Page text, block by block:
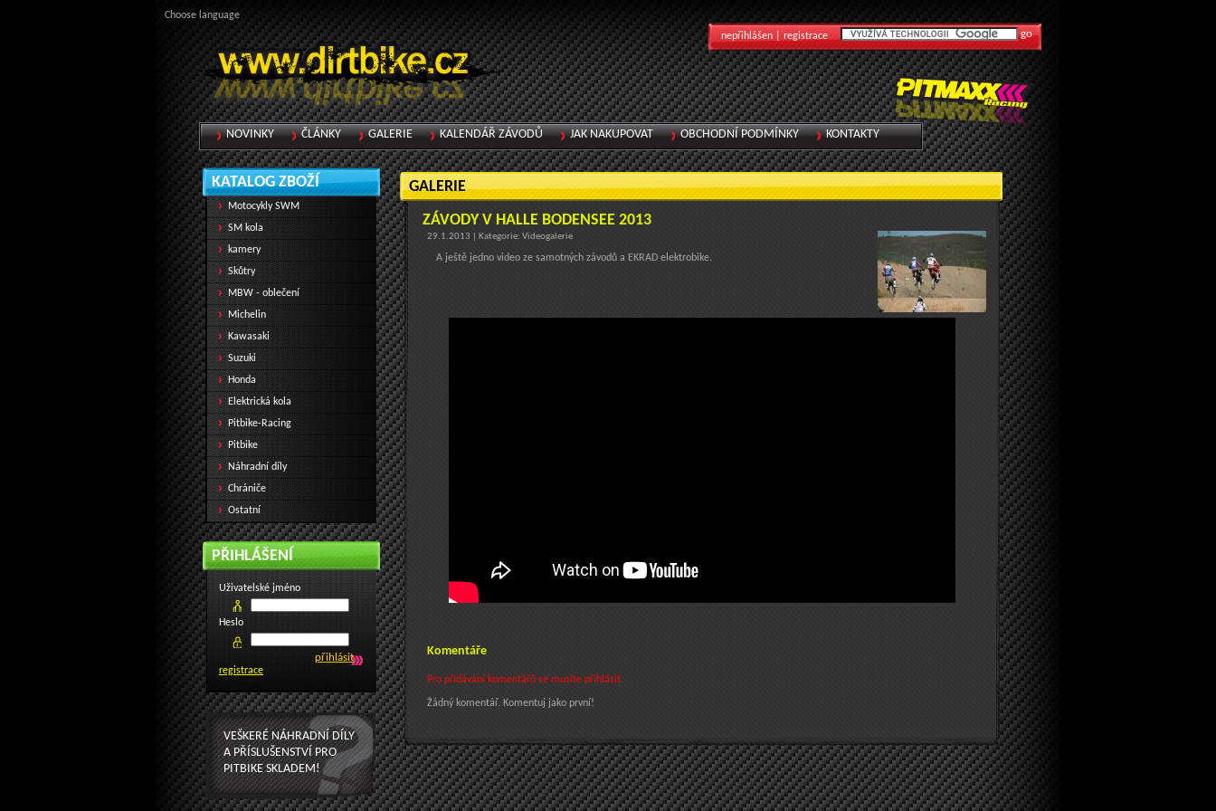
GALERIE
ZÁVODY V HALLE BODENSEE 2013
29.1.2013 | Kategorie: Videogalerie
A ještě jedno video ze samotných závodů a EKRAD elektrobike.
Komentáře
Pro přidávání komentářů se musíte přihlásit.
Žádný komentář. Komentuj jako první!
KATALOG ZBOŽÍ
Motocykly SWM
SM kola
kamery
Skůtry
MBW - oblečení
Michelin
Kawasaki
Suzuki
Honda
Elektrická kola
Pitbike-Racing
Pitbike
Náhradní díly
Chrániče
Ostatní
PŘIHLÁŠENÍ
Uživatelské jméno
Heslo
registrace
VEŠKERÉ NÁHRADNÍ DÍLY
A PŘÍSLUŠENSTVÍ PRO
PITBIKE SKLADEM!
NOVINKY ČLÁNKY GALERIE KALENDÁŘ ZÁVODŮ JAK NAKUPOVAT OBCHODNÍ PODMÍNKY KONTAKTY
nepřihlášen | registrace
Choose language